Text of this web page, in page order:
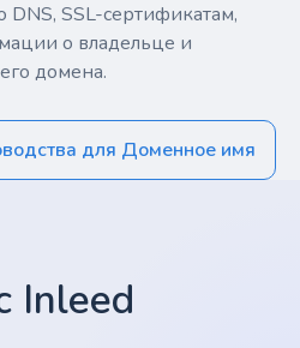
DNS, SSL-сертификатам,
о владельце и
домена.
для Доменное имя
Inleed